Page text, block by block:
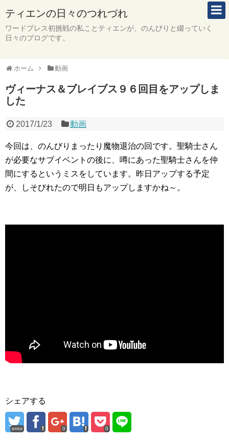
ティエンの日々のつれづれ
ワードプレス初挑戦の私ことティエンが、のんびりと綴っていく
日々のブログです。
ホーム 動画
ヴィーナス＆ブレイブス９６回目をアップしま
した
2017/1/23 動画
今回は、のんびりまったり魔物退治の回です。聖騎士さん
が必要なサブイベントの後に、噂にあった聖騎士さんを仲
間にするというミスをしています。昨日アップする予定
が、しそびれたので明日もアップしますかね～。
シェアする
error 0 0